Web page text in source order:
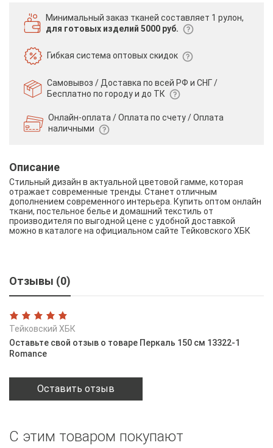
Минимальный заказ тканей составляет 1 рулон,
для готовых изделий 5000 руб.
Гибкая системаоптовых скидок
Самовывоз / Доставка по всей РФ и СНГ /
Бесплатно по городу и до ТК
Онлайн-оплата / Оплата по счету /Оплата
наличными
Описание
Стильный дизайн в актуальной цветовой гамме, которая
отражает современные тренды. Станет отличным
дополнением современного интерьера. Купить оптом онлайн
ткани, постельное белье и домашний текстиль от
производителя по выгодной цене с удобной доставкой
можно в каталоге на официальном сайте Тейковского ХБК
Отзывы (0)
Тейковский ХБК
Оставьте свой отзыв о товаре Перкаль 150 см 13322-1
Romance
Оставить отзыв
С этим товаром покупают